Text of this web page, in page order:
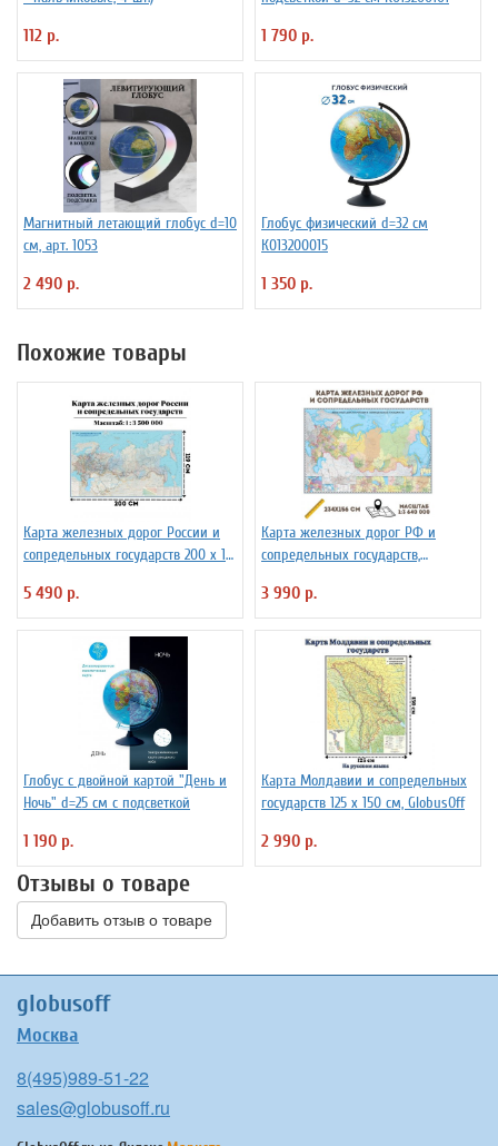
112 р. 1 790 р.
Магнитный летающий глобус d=10
см, арт. 1053
2 490 р.
Глобус физический d=32 см
К013200015
1 350 р.
Похожие товары
Карта железных дорог России и
сопредельных государств 200 х 119
5 490 р.
Карта железных дорог РФ и
сопредельных государств,
3 990 р.
Глобус с двойной картой "День и
Ночь" d=25 см с подсветкой
1 190 р.
Карта Молдавии и сопредельных
государств 125 х 150 см, GlobusOff
2 990 р.
Отзывы о товаре
Добавить отзыв о товаре
globusoff
Москва
8(495)989-51-22
sales@globusoff.ru